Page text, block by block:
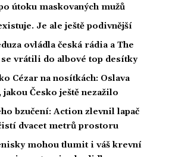
útoku maskovaných mužů
Je ale ještě podivnější
ovládla česká rádia a The
vrátili do albové top desítky
Cézar na nosítkách: Oslava
Česko ještě nezažilo
bzučení: Action zlevnil lapač
dvacet metrů prostoru
mohou tlumit i váš krevní